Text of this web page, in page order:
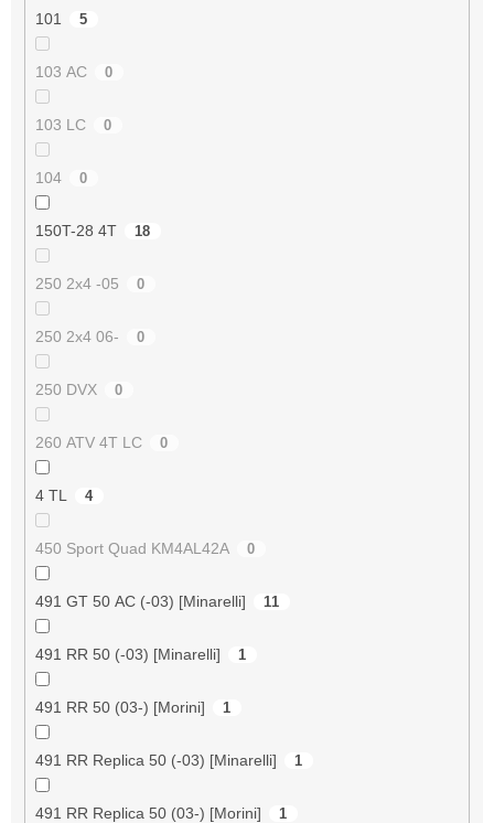
101 5
103 AC 0
103 LC 0
104 0
150T-28 4T 18
250 2x4 -05 0
250 2x4 06- 0
250 DVX 0
260 ATV 4T LC 0
4 TL 4
450 Sport Quad KM4AL42A 0
491 GT 50 AC (-03) [Minarelli] 11
491 RR 50 (-03) [Minarelli] 1
491 RR 50 (03-) [Morini] 1
491 RR Replica 50 (-03) [Minarelli] 1
491 RR Replica 50 (03-) [Morini] 1